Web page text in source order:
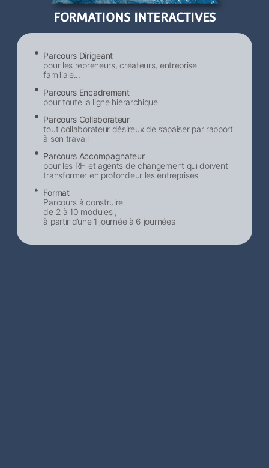
FORMATIONS INTERACTIVES
Parcours Dirigeant
pour les repreneurs, créateurs, entreprise
familiale...
Parcours Encadrement
pour toute la ligne hiérarchique
Parcours Collaborateur
tout collaborateur désireux de s’apaiser par rapport
à son travail
Parcours Accompagnateur
pour les RH et agents de changement qui doivent
transformer en profondeur les entreprises
Format
Parcours à construire
de 2 à 10 modules ,
à partir d’une 1 journée à 6 journées